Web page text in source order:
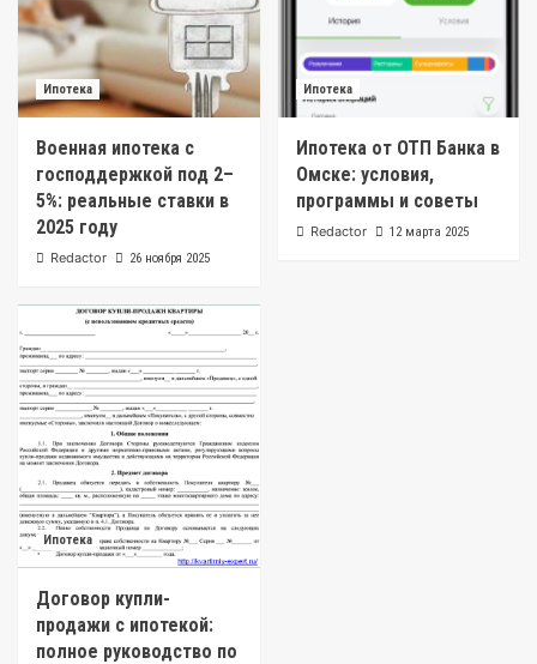
Ипотека
Военная ипотека с
господдержкой под 2–
5%: реальные ставки в
2025 году
Redactor 26 ноября 2025
Ипотека
Ипотека от ОТП Банка в
Омске: условия,
программы и советы
Redactor 12 марта 2025
Ипотека
Договор купли-
продажи с ипотекой:
полное руководство по